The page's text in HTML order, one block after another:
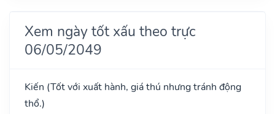
Xem ngày tốt xấu theo trực
06/05/2049
Kiến (Tốt với xuất hành, giá thú nhưng tránh động
thổ.)